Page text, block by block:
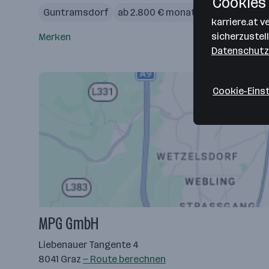
Guntramsdorf ab 2.800 € monatlich
Merken
MPG GmbH
Liebenauer Tangente 4
8041 Graz — Route berechnen
karriere.at
Cookie-